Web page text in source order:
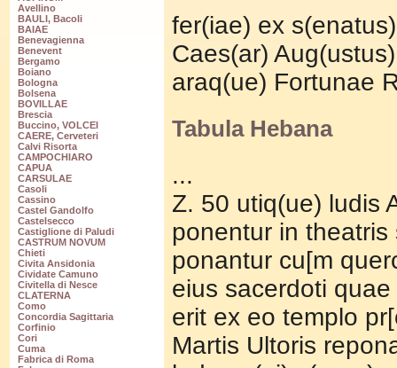
Avellino
BAULI, Bacoli
BAIAE
Benevagienna
Benevent
Bergamo
Boiano
Bologna
Bolsena
BOVILLAE
Brescia
Buccino, VOLCEI
CAERE, Cerveteri
Calvi Risorta
CAMPOCHIARO
CAPUA
CARSULAE
Casoli
Cassino
Castel Gandolfo
Castelsecco
Castiglione di Paludi
CASTRUM NOVUM
Chieti
Civita Ansidonia
Cividate Camuno
Civitella di Nesce
CLATERNA
Como
Concordia Sagittaria
Corfinio
Cori
Cuma
Fabrica di Roma
fer(iae) ex
Caes(ar)
araq(ue) Fortunae
Tabula Hebana
...
Z. 50 utiq(ue) ludis
ponentur in
ponantur cu[m
eius sacerdoti
erit ex eo templo
Martis Ultoris